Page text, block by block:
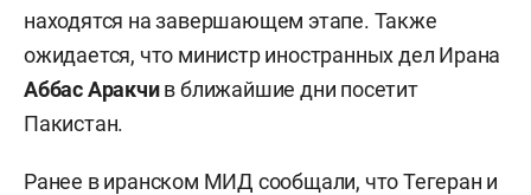
находятся на завершающем этапе. Также
ожидается, что министр иностранных дел Ирана
Аббас Аракчив ближайшие дни посетит
Пакистан.
Ранее в иранском МИД сообщали, что Тегеран и